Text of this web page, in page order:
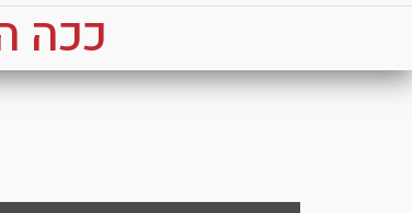
ככה